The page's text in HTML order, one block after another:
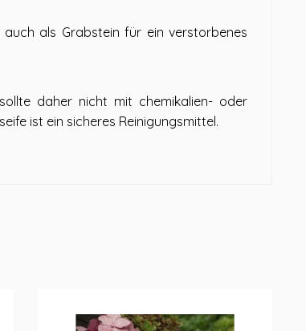
als Grabstein für ein verstorbenes
daher nicht mit chemikalien- oder
ist ein sicheres Reinigungsmittel.